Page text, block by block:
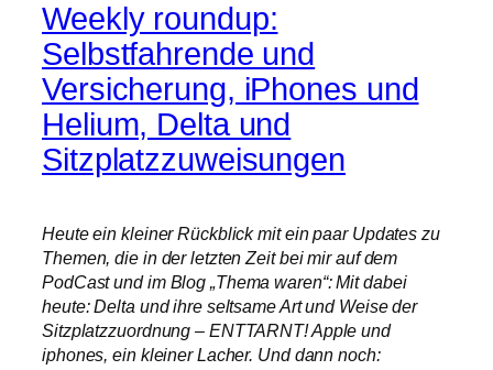
Weekly roundup:
Selbstfahrende und
Versicherung, iPhones und
Helium, Delta und
Sitzplatzzuweisungen
Heute ein kleiner Rückblick mit ein paar Updates zu
Themen, die in der letzten Zeit bei mir auf dem
PodCast und im Blog „Thema waren“: Mit dabei
heute: Delta und ihre seltsame Art und Weise der
Sitzplatzzuordnung – ENTTARNT! Apple und
iphones, ein kleiner Lacher. Und dann noch: